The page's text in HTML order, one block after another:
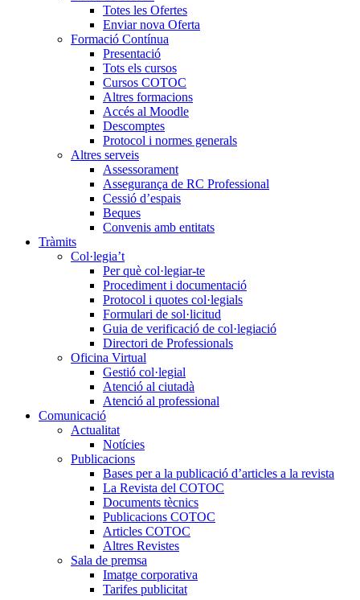
Totes les Ofertes
Enviar nova Oferta
Formació Contínua
Presentació
Tots els cursos
Cursos COTOC
Altres formacions
Accés al Moodle
Descomptes
Protocol i normes generals
Altres serveis
Assessorament
Assegurança de RC Professional
Cessió d’espais
Beques
Convenis amb entitats
Tràmits
Col·legia’t
Per què col·legiar-te
Procediment i documentació
Protocol i quotes col·legials
Formulari de sol·licitud
Guia de verificació de col·legiació
Directori de Professionals
Oficina Virtual
Gestió col·legial
Atenció al ciutadà
Atenció al professional
Comunicació
Actualitat
Notícies
Publicacions
Bases per a la publicació d’articles a la revista
La Revista del COTOC
Documents tècnics
Publicacions COTOC
Articles COTOC
Altres Revistes
Sala de premsa
Imatge corporativa
Tarifes publicitat